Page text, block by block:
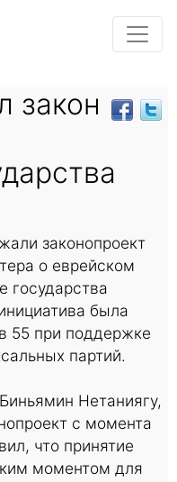
закон
законопроект
о еврейском
государства
была
55 при поддержке
партий.
Нетаниягу,
с момента
что принятие
моментом для